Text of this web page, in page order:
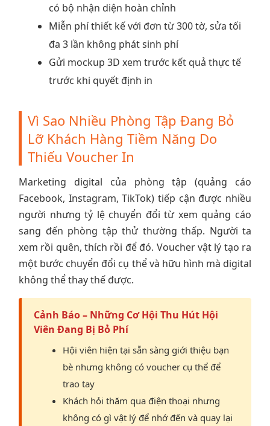
có bộ nhận diện hoàn chỉnh
Miễn phí thiết kế với đơn từ 300 tờ, sửa tối
đa 3 lần không phát sinh phí
Gửi mockup 3D xem trước kết quả thực tế
trước khi quyết định in
Vì Sao Nhiều Phòng Tập Đang Bỏ
Lỡ Khách Hàng Tiềm Năng Do
Thiếu Voucher In
Marketing digital của phòng tập (quảng cáo
Facebook, Instagram, TikTok) tiếp cận được nhiều
người nhưng tỷ lệ chuyển đổi từ xem quảng cáo
sang đến phòng tập thử thường thấp. Người ta
xem rồi quên, thích rồi để đó. Voucher vật lý tạo ra
một bước chuyển đổi cụ thể và hữu hình mà digital
không thể thay thế được.
Cảnh Báo – Những Cơ Hội Thu Hút Hội
Viên Đang Bị Bỏ Phí
Hội viên hiện tại sẵn sàng giới thiệu bạn
bè nhưng không có voucher cụ thể để
trao tay
Khách hỏi thăm qua điện thoại nhưng
không có gì vật lý để nhớ đến và quay lại